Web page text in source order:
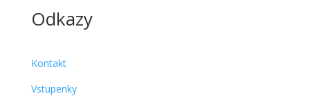
Odkazy
Kontakt
Vstupenky